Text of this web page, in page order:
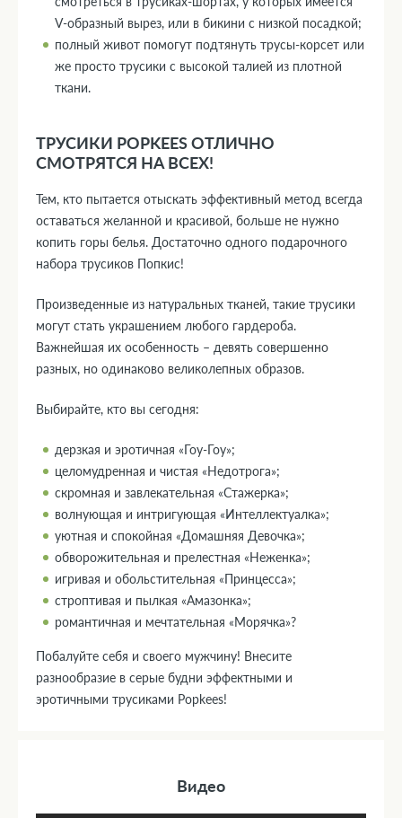
V-образный вырез, или в бикини с низкой посадкой;
полный живот помогут подтянуть трусы-корсет или
же просто трусики с высокой талией из плотной
ткани.
ТРУСИКИ POPKEES ОТЛИЧНО
СМОТРЯТСЯ НА ВСЕХ!
Тем, кто пытается отыскать эффективный метод всегда
оставаться желанной и красивой, больше не нужно
копить горы белья. Достаточно одного подарочного
набора трусиков Попкис!
Произведенные из натуральных тканей, такие трусики
могут стать украшением любого гардероба.
Важнейшая их особенность – девять совершенно
разных, но одинаково великолепных образов.
Выбирайте, кто вы сегодня:
дерзкая и эротичная «Гоу-Гоу»;
целомудренная и чистая «Недотрога»;
скромная и завлекательная «Стажерка»;
волнующая и интригующая «Интеллектуалка»;
уютная и спокойная «Домашняя Девочка»;
обворожительная и прелестная «Неженка»;
игривая и обольстительная «Принцесса»;
строптивая и пылкая «Амазонка»;
романтичная и мечтательная «Морячка»?
Побалуйте себя и своего мужчину! Внесите
разнообразие в серые будни эффектными и
эротичными трусиками Popkees!
Видео